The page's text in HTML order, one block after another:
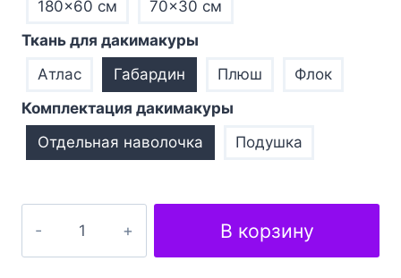
180×60 см
70×30 см
Ткань для дакимакуры
Атлас
Габардин Плюш
Флок
Комплектация дакимакуры
Отдельная наволочка
Подушка
В корзину